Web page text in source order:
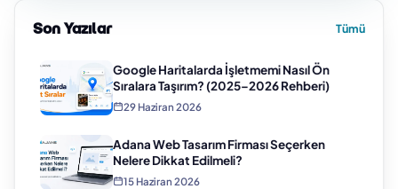
Son Yazılar Tümü
Google Haritalarda İşletmemi Nasıl Ön
Sıralara Taşırım? (2025–2026 Rehberi)
29 Haziran 2026
Adana Web Tasarım Firması Seçerken
Nelere Dikkat Edilmeli?
15 Haziran 2026